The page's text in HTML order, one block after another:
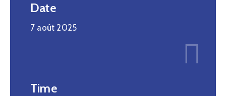
Date
7 août 2025
Time